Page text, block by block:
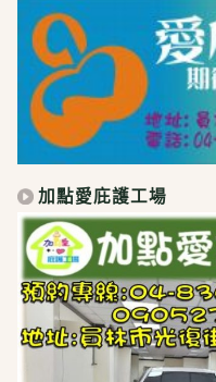
加點愛庇護工場